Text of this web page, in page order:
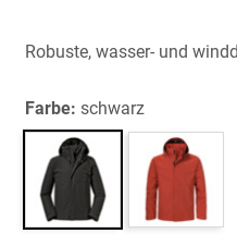
springen
Robuste, wasser- und
Farbe: schwarz